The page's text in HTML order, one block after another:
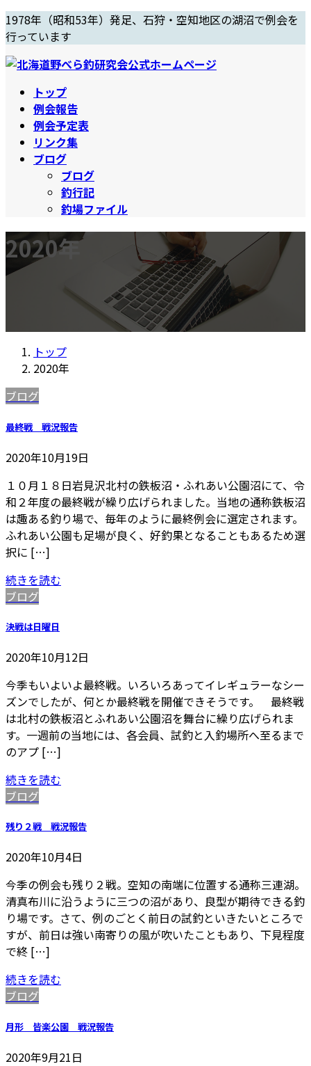
コ
ン
テ
ン
ナ
ビ
ゲ
ー
1978年（昭和53年）発足、石狩・空知地区の湖沼で例会を
行っています
トップ
例会報告
例会予定表
リンク集
ブログ
ブログ
釣行記
釣場ファイル
2020年
トップ
2020年
ブログ
最終戦 戦況報告
2020年10月19日
１０月１８日岩見沢北村の鉄板沼・ふれあい公園沼にて、令
和２年度の最終戦が繰り広げられました。当地の通称鉄板沼
は趣ある釣り場で、毎年のように最終例会に選定されます。
ふれあい公園も足場が良く、好釣果となることもあるため選
択に […]
続きを読む
ブログ
決戦は日曜日
2020年10月12日
今季もいよいよ最終戦。いろいろあってイレギュラーなシー
ズンでしたが、何とか最終戦を開催できそうです。 最終戦
は北村の鉄板沼とふれあい公園沼を舞台に繰り広げられま
す。一週前の当地には、各会員、試釣と入釣場所へ至るまで
のアプ […]
続きを読む
ブログ
残り２戦 戦況報告
2020年10月4日
今季の例会も残り２戦。空知の南端に位置する通称三連湖。
清真布川に沿うように三つの沼があり、良型が期待できる釣
り場です。さて、例のごとく前日の試釣といきたいところで
すが、前日は強い南寄りの風が吹いたこともあり、下見程度
で終 […]
続きを読む
ブログ
月形 皆楽公園 戦況報告
2020年9月21日